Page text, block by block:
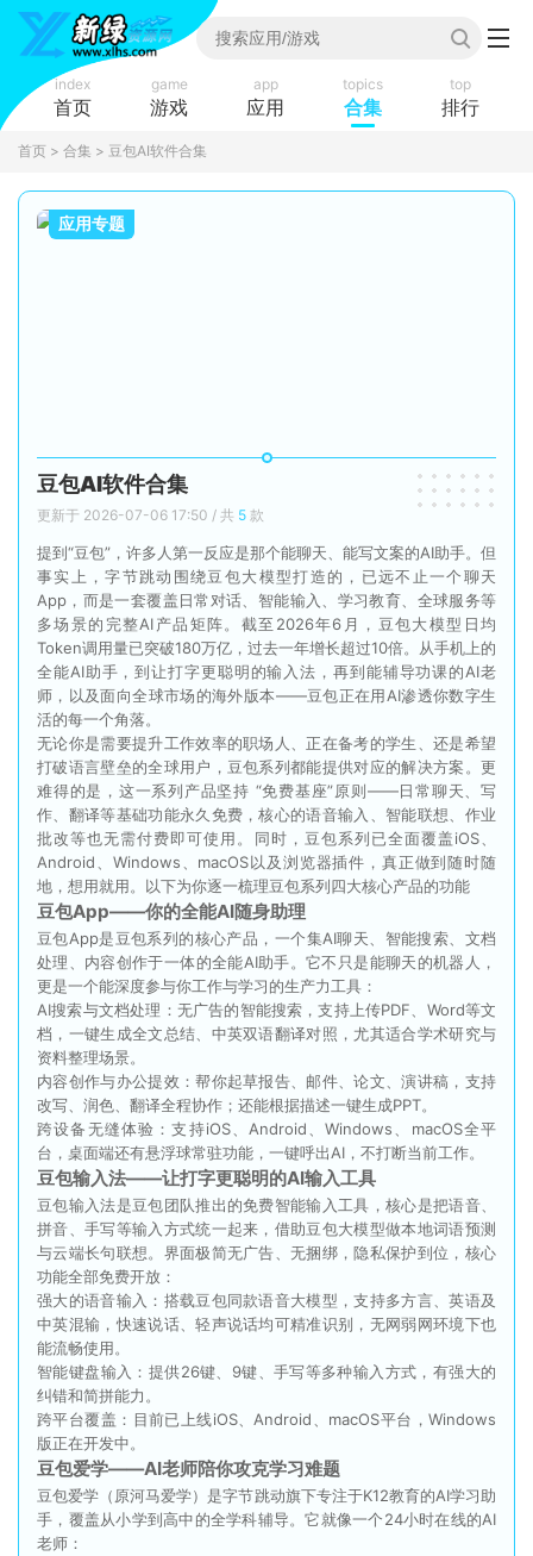
index
首页
game
游戏
app
应用
topics
合集
top
排行
首页 > 合集 > 豆包AI软件合集
应用专题
豆包AI软件合集
更新于 2026-07-06 17:50 / 共 5 款
提到“豆包”，许多人第一反应是那个能聊天、能写文案的AI助手。但
事实上，字节跳动围绕豆包大模型打造的，已远不止一个聊天
App，而是一套覆盖日常对话、智能输入、学习教育、全球服务等
多场景的完整AI产品矩阵。截至2026年6月，豆包大模型日均
Token调用量已突破180万亿，过去一年增长超过10倍。从手机上的
全能AI助手，到让打字更聪明的输入法，再到能辅导功课的AI老
师，以及面向全球市场的海外版本——豆包正在用AI渗透你数字生
活的每一个角落。
无论你是需要提升工作效率的职场人、正在备考的学生、还是希望
打破语言壁垒的全球用户，豆包系列都能提供对应的解决方案。更
难得的是，这一系列产品坚持 “免费基座”原则——日常聊天、写
作、翻译等基础功能永久免费，核心的语音输入、智能联想、作业
批改等也无需付费即可使用。同时，豆包系列已全面覆盖iOS、
Android、Windows、macOS以及浏览器插件，真正做到随时随
地，想用就用。以下为你逐一梳理豆包系列四大核心产品的功能
豆包App——你的全能AI随身助理
豆包App是豆包系列的核心产品，一个集AI聊天、智能搜索、文档
处理、内容创作于一体的全能AI助手。它不只是能聊天的机器人，
更是一个能深度参与你工作与学习的生产力工具：
AI搜索与文档处理：无广告的智能搜索，支持上传PDF、Word等文
档，一键生成全文总结、中英双语翻译对照，尤其适合学术研究与
资料整理场景。
内容创作与办公提效：帮你起草报告、邮件、论文、演讲稿，支持
改写、润色、翻译全程协作；还能根据描述一键生成PPT。
跨设备无缝体验：支持iOS、Android、Windows、macOS全平
台，桌面端还有悬浮球常驻功能，一键呼出AI，不打断当前工作。
豆包输入法——让打字更聪明的AI输入工具
豆包输入法是豆包团队推出的免费智能输入工具，核心是把语音、
拼音、手写等输入方式统一起来，借助豆包大模型做本地词语预测
与云端长句联想。界面极简无广告、无捆绑，隐私保护到位，核心
功能全部免费开放：
强大的语音输入：搭载豆包同款语音大模型，支持多方言、英语及
中英混输，快速说话、轻声说话均可精准识别，无网弱网环境下也
能流畅使用。
智能键盘输入：提供26键、9键、手写等多种输入方式，有强大的
纠错和简拼能力。
跨平台覆盖：目前已上线iOS、Android、macOS平台，Windows
版正在开发中。
豆包爱学——AI老师陪你攻克学习难题
豆包爱学（原河马爱学）是字节跳动旗下专注于K12教育的AI学习助
手，覆盖从小学到高中的全学科辅导。它就像一个24小时在线的AI
老师：